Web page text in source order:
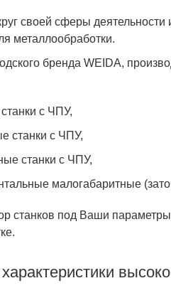
своей сферы деятельности
металлообработки.
бренда WEIDA,
с ЧПУ,
станки с ЧПУ,
станки с ЧПУ,
малогабаритные
станков под Ваши